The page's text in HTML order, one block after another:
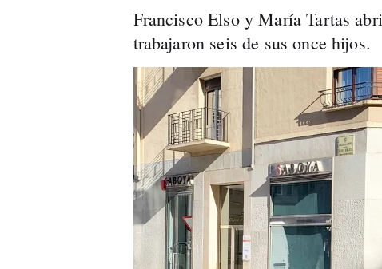
Francisco Elso y María Tartas
trabajaron seis de sus once hijos.